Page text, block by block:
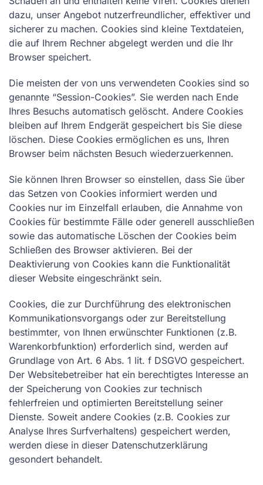
dazu, unser Angebot nutzerfreundlicher, effektiver und
sicherer zu machen. Cookies sind kleine Textdateien,
die auf Ihrem Rechner abgelegt werden und die Ihr
Browser speichert.
Die meisten der von uns verwendeten Cookies sind so
genannte “Session-Cookies”. Sie werden nach Ende
Ihres Besuchs automatisch gelöscht. Andere Cookies
bleiben auf Ihrem Endgerät gespeichert bis Sie diese
löschen. Diese Cookies ermöglichen es uns, Ihren
Browser beim nächsten Besuch wiederzuerkennen.
Sie können Ihren Browser so einstellen, dass Sie über
das Setzen von Cookies informiert werden und
Cookies nur im Einzelfall erlauben, die Annahme von
Cookies für bestimmte Fälle oder generell ausschließen
sowie das automatische Löschen der Cookies beim
Schließen des Browser aktivieren. Bei der
Deaktivierung von Cookies kann die Funktionalität
dieser Website eingeschränkt sein.
Cookies, die zur Durchführung des elektronischen
Kommunikationsvorgangs oder zur Bereitstellung
bestimmter, von Ihnen erwünschter Funktionen (z.B.
Warenkorbfunktion) erforderlich sind, werden auf
Grundlage von Art. 6 Abs. 1 lit. f DSGVO gespeichert.
Der Websitebetreiber hat ein berechtigtes Interesse an
der Speicherung von Cookies zur technisch
fehlerfreien und optimierten Bereitstellung seiner
Dienste. Soweit andere Cookies (z.B. Cookies zur
Analyse Ihres Surfverhaltens) gespeichert werden,
werden diese in dieser Datenschutzerklärung
gesondert behandelt.